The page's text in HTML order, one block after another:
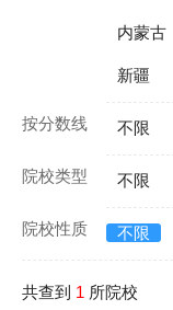
内蒙古
新疆
按分数线 不限
院校类型 不限
院校性质 不限
共查到 1 所院校